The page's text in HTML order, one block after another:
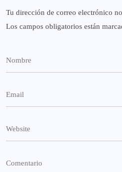
Tu dirección de correo electrónico
Los campos obligatorios están